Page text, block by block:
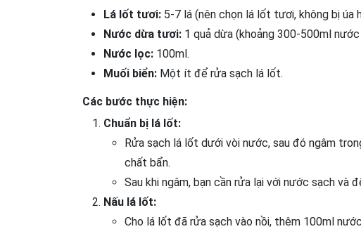
Lá lốt tươi: 5-7 lá (nên chọn lá lốt tươi, không bị úa
Nước dừa tươi: 1 quả dừa (khoảng 300-500ml nước
Nước lọc: 100ml.
Muối biển: Một ít để rửa sạch lá lốt.
Các bước thực hiện:
Chuẩn bị lá lốt:
Rửa sạch lá lốt dưới vòi nước, sau đó ngâm
chất bẩn.
Sau khi ngâm, bạn cần rửa lại với nước sạch và
Nấu lá lốt:
Cho lá lốt đã rửa sạch vào nồi, thêm 100ml